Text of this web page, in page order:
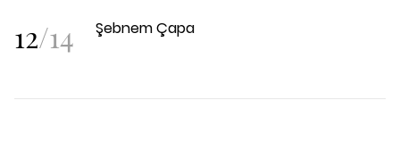
12/14 Şebnem Çapa